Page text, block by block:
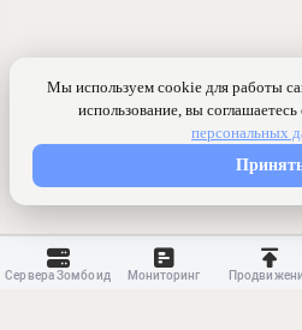
Сервера Зомбоид Мониторинг